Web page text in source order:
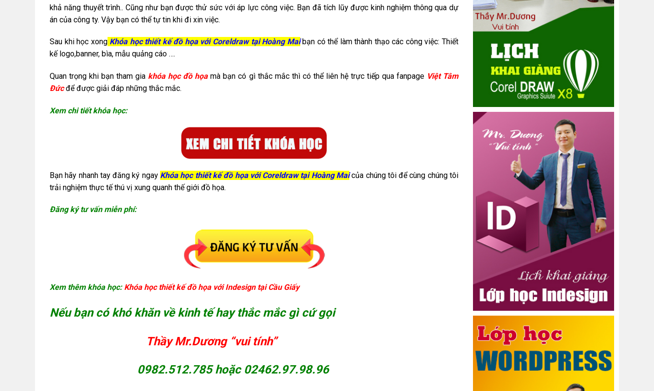
khả năng thuyết trình.. Cũng như bạn được thử sức với áp lực công việc. Bạn đã tích lũy được kinh nghiệm thông qua dự
án của công ty. Vậy bạn có thể tự tin khi đi xin việc.
Sau khi học xongKhóa học thiết kế đồ họa với Coreldraw tại Hoàng Maibạn có thể làm thành thạo các công việc: Thiết
kế logo,banner, bìa, mẫu quảng cáo ….
Quan trọng khi bạn tham gia khóa học đồ họamà bạn có gì thắc mắc thì có thể liên hệ trực tiếp qua fanpage Việt Tâm
Đứcđể được giải đáp những thắc mắc.
Xem chi tiết khóa học:
Bạn hãy nhanh tay đăng ký ngay Khóa học thiết kế đồ họa với Coreldraw tại Hoàng Maicủa chúng tôi để cùng chúng tôi
trải nghiệm thực tế thú vị xung quanh thế giới đồ họa.
Đăng ký tư vấn miễn phí:
Xem thêm khóa học: Khóa học thiết kế đồ họa với Indesign tại Cầu Giấy
Nếu bạn có khó khăn về kinh tế hay thắc mắc gì cứ gọi
Thầy Mr.Dương “vui tính”
0982.512.785 hoặc 02462.97.98.96